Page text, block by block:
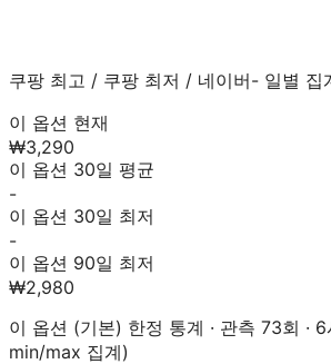
쿠팡 최고 / 쿠팡 최저 / 네이버- 일별 집
이 옵션 현재
₩3,290
이 옵션 30일 평균
-
이 옵션 30일 최저
-
이 옵션 90일 최저
₩2,980
이 옵션 (기본) 한정 통계 · 관측 73회 ·
min/max 집계)